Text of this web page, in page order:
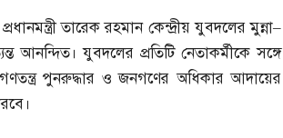
প্রধানমন্ত্রী তারেক রহমান কেন্দ্রীয় যুবদলের মুন্না–
আনন্দিত। যুবদলের প্রতিটি নেতাকর্মীকে সঙ্গে
পুনরুদ্ধার ও জনগণের অধিকার আদায়ের